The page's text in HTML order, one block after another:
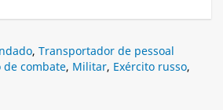
, Transportador de pessoal
de combate, Militar, Exército russo,